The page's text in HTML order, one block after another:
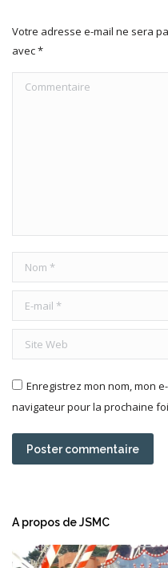
Votre adresse e-mail ne sera
avec*
Commentaire
Nom *
E-mail *
Site Web
Enregistrez mon nom, mon
navigateur pour la prochaine
Poster commentaire
A propos de JSMC